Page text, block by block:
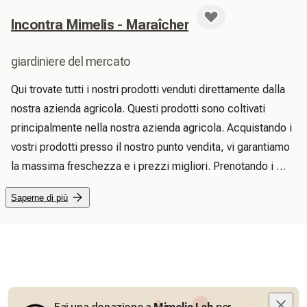
Incontra Mimelis - Maraîcher
giardiniere del mercato
Qui trovate tutti i nostri prodotti venduti direttamente dalla
nostra azienda agricola. Questi prodotti sono coltivati
principalmente nella nostra azienda agricola. Acquistando i
vostri prodotti presso il nostro punto vendita, vi garantiamo
la massima freschezza e i prezzi migliori. Prenotando i
vostri prodotti su Mimelis, ci permettete di organizzare e
pianificare al meglio il nostro inventario. A volte vendiamo
Aggiungiamo anche delle offerte molto interessanti quando
Saperne di più